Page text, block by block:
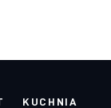
KUCHNIA